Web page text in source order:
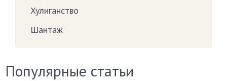
Хулиганство
Шантаж
Популярные статьи